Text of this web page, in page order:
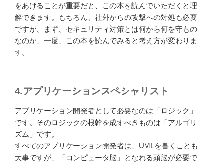
をあげることが重要だと、この本を読んでいただくと理
解できます。もちろん、社外からの攻撃への対処も必要
ですが、まず、セキュリティ対策とは何から何を守もの
なのか、一度、この本を読んでみると考え方が変わりま
す。
4.アプリケーションスペシャリスト
アプリケーション開発者として必要なのは「ロジック」
です。そのロジックの根幹を成すべきものは「アルゴリ
ズム」です。
すべてのアプリケーション開発者は、UMLを書くことも
大事ですが、「コンピュータ脳」となれる頭脳が必要で